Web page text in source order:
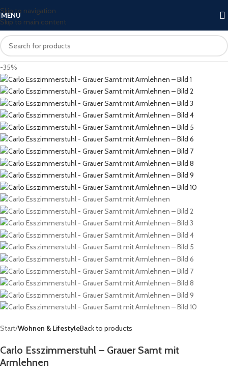
Skip to navigation
Skip to main content
MENU
-35%
Start Wohnen & LifestyleBack to products
Carlo Esszimmerstuhl – Grauer Samt mit
Armlehnen